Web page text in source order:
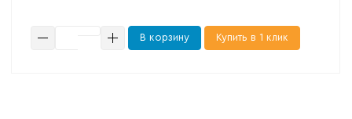
В корзину Купить в 1 клик